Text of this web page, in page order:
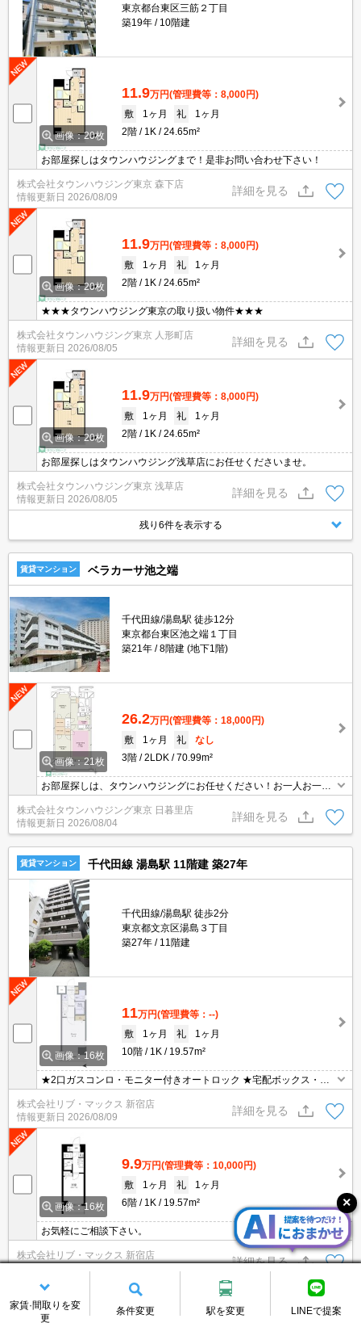
東京都台東区三筋２丁目
築19年
10階建
画像：20枚
11.9万円(管理費等：8,000円)
敷
1ヶ月 礼
1ヶ月
2階
1K 24.65m²
お部屋探しはタウンハウジングまで！是非お問い合わせ下さい！
株式会社タウンハウジング東京 森下店
情報更新日 2026/08/09
詳細を見る
画像：20枚
11.9万円(管理費等：8,000円)
敷
1ヶ月 礼
1ヶ月
2階
1K 24.65m²
★★★タウンハウジング東京の取り扱い物件★★★
株式会社タウンハウジング東京 人形町店
情報更新日 2026/08/05
詳細を見る
画像：20枚
11.9万円(管理費等：8,000円)
敷
1ヶ月 礼
1ヶ月
2階
1K 24.65m²
お部屋探しはタウンハウジング浅草店にお任せくださいませ。
株式会社タウンハウジング東京 浅草店
情報更新日 2026/08/05
詳細を見る
残り6件を表示する
賃貸マンション ベラカーサ池之端
千代田線/湯島駅 徒歩12分
東京都台東区池之端１丁目
築21年
8階建 (地下1階)
画像：21枚
26.2万円(管理費等：18,000円)
敷
1ヶ月 礼
なし
3階
2LDK 70.99m²
お部屋探しは、タウンハウジングにお任せください！お一人お一人
様に合ったお部屋をお探し致します。分からないことは何でもご相
談くださいませ。
株式会社タウンハウジング東京 日暮里店
情報更新日 2026/08/04
詳細を見る
賃貸マンション 千代田線 湯島駅 11階建 築27年
千代田線/湯島駅 徒歩2分
東京都文京区湯島３丁目
築27年
11階建
画像：16枚
11万円(管理費等：--)
敷
1ヶ月 礼
1ヶ月
10階
1K 19.57m²
★2口ガスコンロ・モニター付きオートロック ★宅配ボックス・浴
室乾燥機・温水洗浄便座 ★初期費用クレジットカード決済可能で
す！お気軽にお問合せ下さい。
株式会社リブ・マックス 新宿店
情報更新日 2026/08/09
詳細を見る
画像：16枚
9.9万円(管理費等：10,000円)
敷
1ヶ月 礼
1ヶ月
6階
1K 19.57m²
お気軽にご相談下さい。
株式会社リブ・マックス 新宿店
詳細を見る
9.9万円 (管理費等：10,000円)
家賃·間取りを変
更
条件変更 駅を変更 LINEで提案